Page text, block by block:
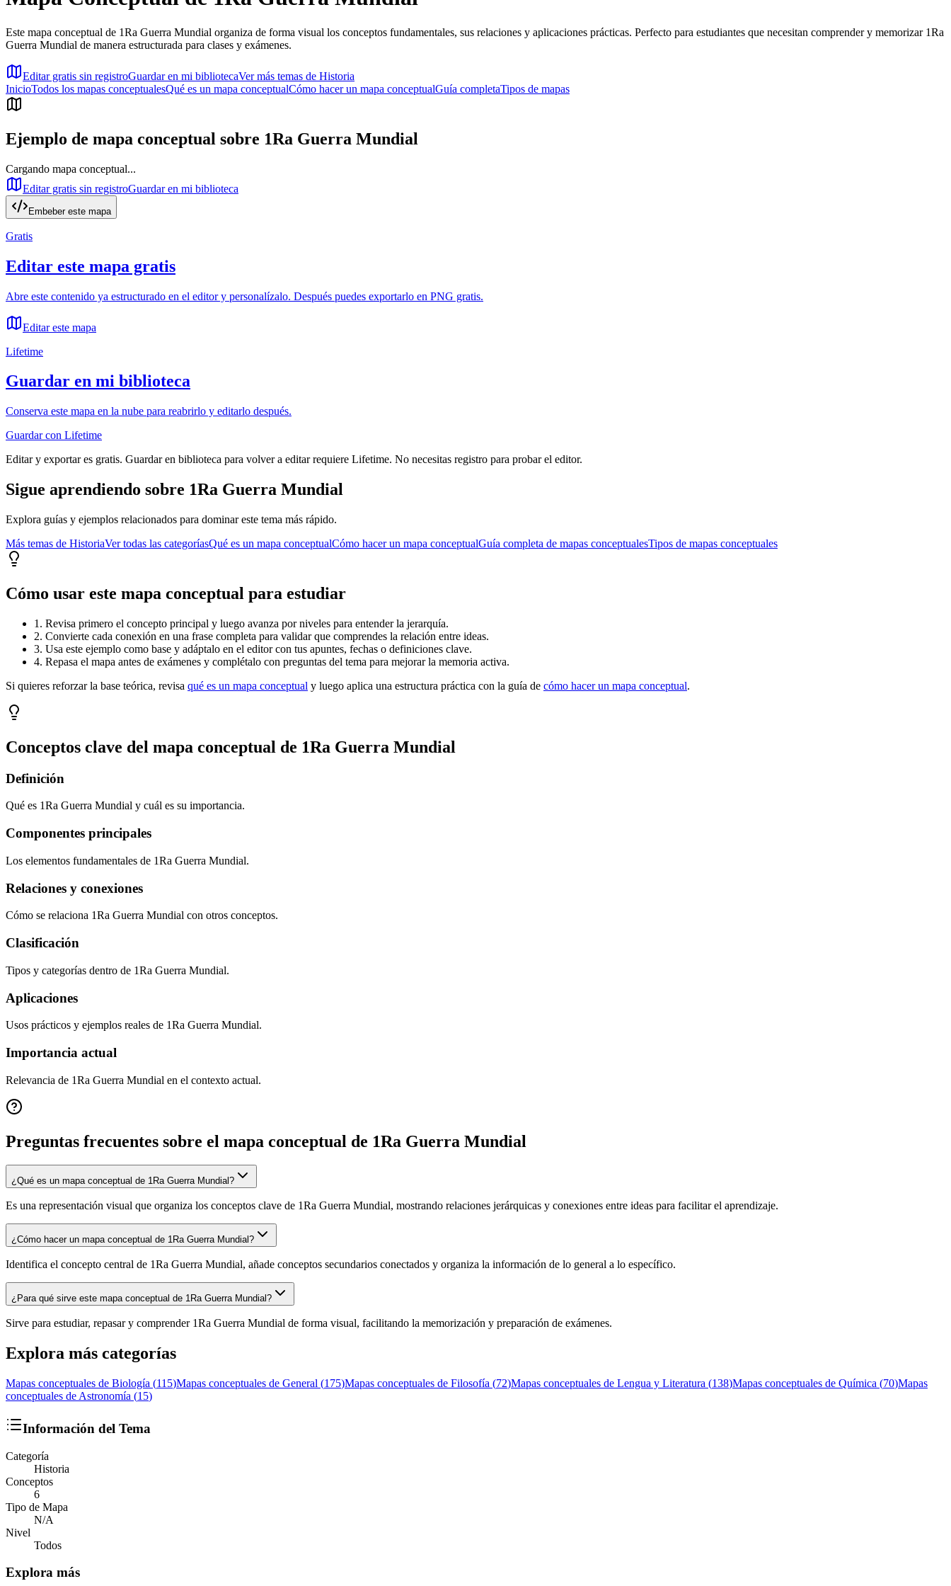
Este mapa conceptual de 1Ra Guerra Mundial organiza de forma visual los conceptos fundamentales, sus relaciones y aplicaciones prácticas. Perfecto para estudiantes que necesitan comprender y memorizar 1Ra
Guerra Mundial de manera estructurada para clases y exámenes.
Editar gratis sin registroGuardar en mi bibliotecaVer más temas de Historia
InicioTodos los mapas conceptualesQué es un mapa conceptualCómo hacer un mapa conceptualGuía completaTipos de mapas
Ejemplo de mapa conceptual sobre 1Ra Guerra Mundial
Cargando mapa conceptual...
Editar gratis sin registroGuardar en mi biblioteca
Embeber este mapa
Gratis
Editar este mapa gratis
Abre este contenido ya estructurado en el editor y personalízalo. Después puedes exportarlo en PNG gratis.
Editar este mapa
Lifetime
Guardar en mi biblioteca
Conserva este mapa en la nube para reabrirlo y editarlo después.
Guardar con Lifetime
Editar y exportar es gratis. Guardar en biblioteca para volver a editar requiere Lifetime. No necesitas registro para probar el editor.
Sigue aprendiendo sobre 1Ra Guerra Mundial
Explora guías y ejemplos relacionados para dominar este tema más rápido.
Más temas de HistoriaVer todas las categoríasQué es un mapa conceptualCómo hacer un mapa conceptualGuía completa de mapas conceptualesTipos de mapas conceptuales
Cómo usar este mapa conceptual para estudiar
1. Revisa primero el concepto principal y luego avanza por niveles para entender la jerarquía.
2. Convierte cada conexión en una frase completa para validar que comprendes la relación entre ideas.
3. Usa este ejemplo como base y adáptalo en el editor con tus apuntes, fechas o definiciones clave.
4. Repasa el mapa antes de exámenes y complétalo con preguntas del tema para mejorar la memoria activa.
Si quieres reforzar la base teórica, revisa qué es un mapa conceptual y luego aplica una estructura práctica con la guía de cómo hacer un mapa conceptual.
Conceptos clave del mapa conceptual de 1Ra Guerra Mundial
Definición
Qué es 1Ra Guerra Mundial y cuál es su importancia.
Componentes principales
Los elementos fundamentales de 1Ra Guerra Mundial.
Relaciones y conexiones
Cómo se relaciona 1Ra Guerra Mundial con otros conceptos.
Clasificación
Tipos y categorías dentro de 1Ra Guerra Mundial.
Aplicaciones
Usos prácticos y ejemplos reales de 1Ra Guerra Mundial.
Importancia actual
Relevancia de 1Ra Guerra Mundial en el contexto actual.
Preguntas frecuentes sobre el mapa conceptual de 1Ra Guerra Mundial
¿Qué es un mapa conceptual de 1Ra Guerra Mundial?
Es una representación visual que organiza los conceptos clave de 1Ra Guerra Mundial, mostrando relaciones jerárquicas y conexiones entre ideas para facilitar el aprendizaje.
¿Cómo hacer un mapa conceptual de 1Ra Guerra Mundial?
Identifica el concepto central de 1Ra Guerra Mundial, añade conceptos secundarios conectados y organiza la información de lo general a lo específico.
¿Para qué sirve este mapa conceptual de 1Ra Guerra Mundial?
Sirve para estudiar, repasar y comprender 1Ra Guerra Mundial de forma visual, facilitando la memorización y preparación de exámenes.
Explora más categorías
Mapas conceptuales de Biología (115)Mapas conceptuales de General (175)Mapas conceptuales de Filosofía (72)Mapas conceptuales de Lengua y Literatura (138)Mapas conceptuales de Química (70)Mapas
conceptuales de Astronomía (15)
Información del Tema
Categoría
Historia
Conceptos
6
Tipo de Mapa
N/A
Nivel
Todos
Explora más